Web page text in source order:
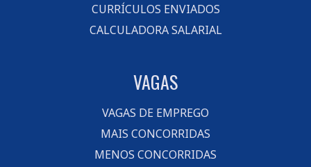
CURRÍCULOS ENVIADOS
CALCULADORA SALARIAL
VAGAS
VAGAS DE EMPREGO
MAIS CONCORRIDAS
MENOS CONCORRIDAS